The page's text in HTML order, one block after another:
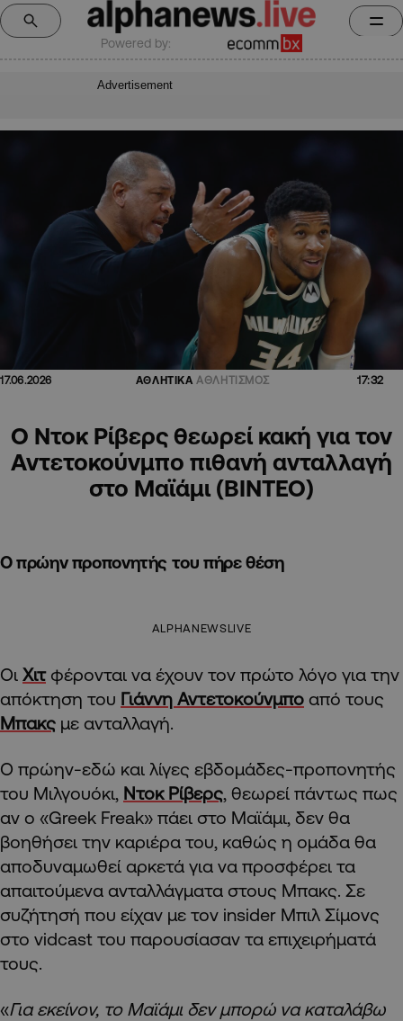
Powered by:
Advertisement
17.06.2026 ΑΘΛΗΤΙΚΑ ΑΘΛΗΤΙΣΜΟΣ 17:32
Ο Ντοκ Ρίβερς θεωρεί κακή για τον
Αντετοκούνμπο πιθανή ανταλλαγή
στο Μαϊάμι (ΒΙΝΤΕΟ)
Ο πρώην προπονητής του πήρε θέση
ALPHANEWSLIVE
Οι Χιτ φέρονται να έχουν τον πρώτο λόγο για την
απόκτηση του Γιάννη Αντετοκούνμπο από τους
Μπακς με ανταλλαγή.
Ο πρώην-εδώ και λίγες εβδομάδες-προπονητής
του Μιλγουόκι, Ντοκ Ρίβερς, θεωρεί πάντως πως
αν ο «Greek Freak» πάει στο Μαϊάμι, δεν θα
βοηθήσει την καριέρα του, καθώς η ομάδα θα
αποδυναμωθεί αρκετά για να προσφέρει τα
απαιτούμενα ανταλλάγματα στους Μπακς. Σε
συζήτησή που είχαν με τον insider Μπιλ Σίμονς
στο vidcast του παρουσίασαν τα επιχειρήματά
τους.
«Για εκείνον, το Μαϊάμι δεν μπορώ να καταλάβω